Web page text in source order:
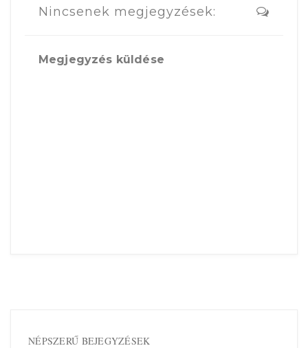
Nincsenek megjegyzések:
Megjegyzés küldése
NÉPSZERŰ BEJEGYZÉSEK